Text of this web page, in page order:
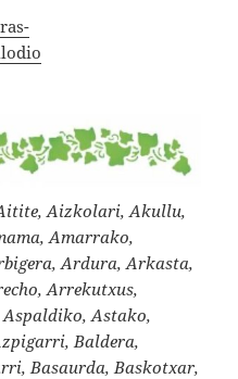
Aizkolari, Akullu,
Amarrako,
Ardura, Arkasta,
Arrekutxus,
Astako,
Baldera,
Basaurda, Baskotxar,